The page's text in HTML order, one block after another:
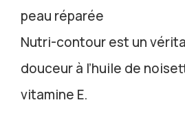
peau réparée
Nutri-contour est un
douceur à l’huile de
vitamine E.